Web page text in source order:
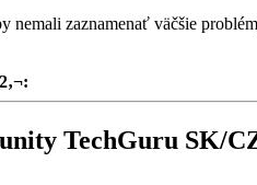
nemali zaznamenať väčšie
TechGuru SK/